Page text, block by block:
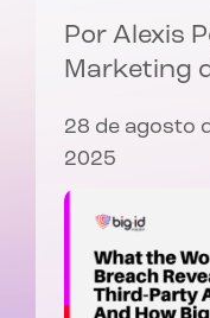
Por Alexis
Marketing
28 de agosto
2025